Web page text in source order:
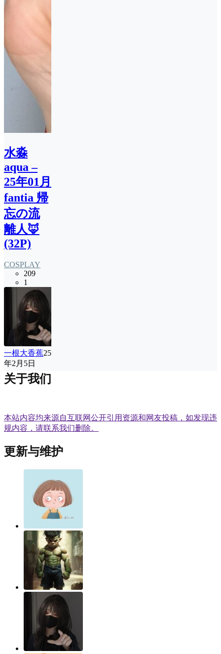
水淼
aqua –
25年01月
fantia 帰
忘の流
離人🦊
(32P)
COSPLAY
209
1
一根大香蕉25
年2月5日
关于我们
本站内容均来源自互联网公开引用资源和网友投稿，如发现违
规内容，请联系我们删除。
更新与维护